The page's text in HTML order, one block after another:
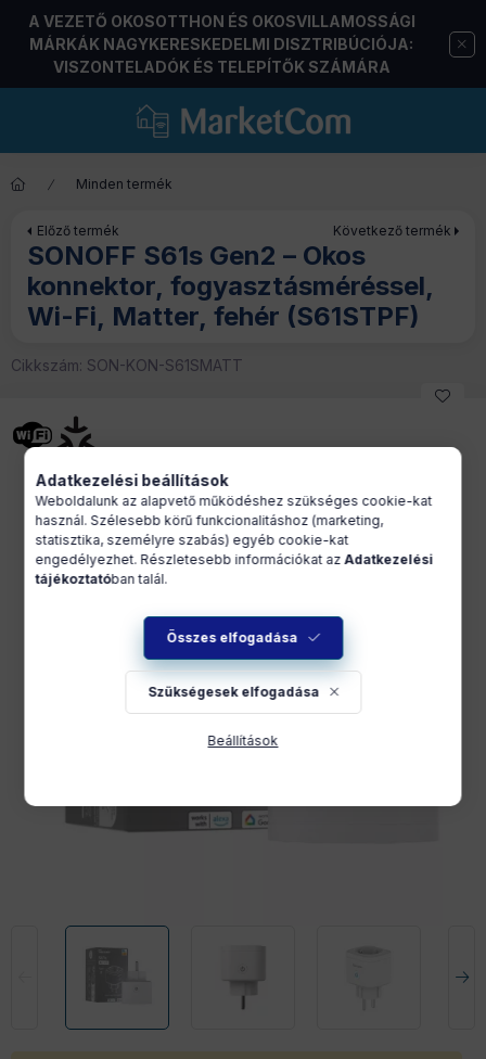
A VEZETŐ OKOSOTTHON ÉS OKOSVILLAMOSSÁGI
MÁRKÁK NAGYKERESKEDELMI DISZTRIBÚCIÓJA:
VISZONTELADÓK ÉS TELEPÍTŐK SZÁMÁRA
Minden termék
Előző termék Következő termék
SONOFF S61s Gen2 – Okos
konnektor, fogyasztásméréssel,
Wi-Fi, Matter, fehér (S61STPF)
Cikkszám: SON-KON-S61SMATT
Adatkezelési beállítások
Weboldalunk az alapvető működéshez szükséges cookie-kat
használ. Szélesebb körű funkcionalitáshoz (marketing,
statisztika, személyre szabás) egyéb cookie-kat
engedélyezhet. Részletesebb információkat azAdatkezelési
tájékoztatóban talál.
Összes elfogadása
Szükségesek elfogadása
Beállítások